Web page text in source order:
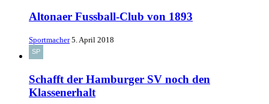
Altonaer Fussball-Club von 1893
Sportmacher 5. April 2018
Schafft der Hamburger SV noch den
Klassenerhalt